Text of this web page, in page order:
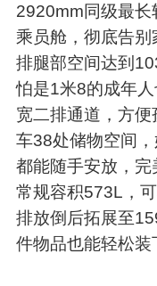
2920mm同级最
乘员舱，彻底告
排腿部空间达到
怕是1米8的成年
宽二排通道，方
车38处储物空间
都能随手安放，
常规容积573L，
排放倒后拓展至
件物品也能轻松装